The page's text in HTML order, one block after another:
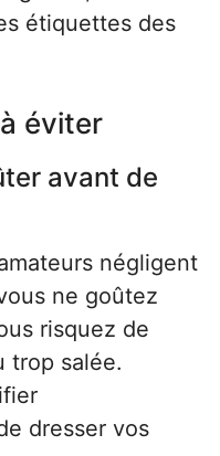
étiquettes des
éviter
avant de
négligent
ne goûtez
risquez de
trop salée.
dresser vos